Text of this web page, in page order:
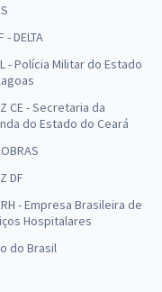
- DELTA
- Polícia Militar do Estado
CE - Secretaria da
do Estado do Ceará
DF
- Empresa Brasileira de
Hospitalares
do Brasil